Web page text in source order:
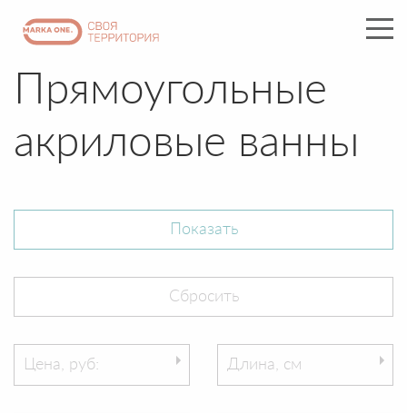
Прямоугольные
акриловые ванны
Цена, руб: Длина, см